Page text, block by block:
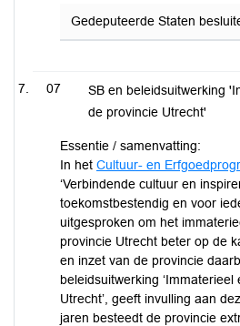
Gedeputeerde Staten
07
SB en beleidsuitwerking
de provincie Utrecht'
Essentie / samenvatting:
In het Cultuur- en
‘Verbindende cultuur en
toekomstbestendig en voor
uitgesproken om het
provincie Utrecht beter op de
en inzet van de provincie
beleidsuitwerking
Utrecht’, geeft invulling aan
jaren besteedt de provincie